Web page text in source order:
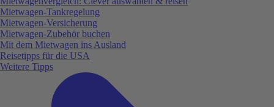
Mietwagen-Tankregelung
Mietwagen-Versicherung
Mietwagen-Zubehör buchen
Mit dem Mietwagen ins Ausland
Reisetipps für die USA
Weitere Tipps